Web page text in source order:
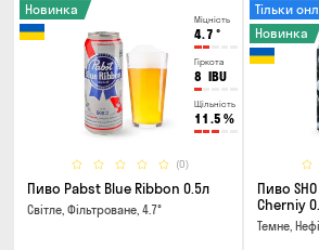
Міцність
4.7 °
Гіркота
8 IBU
Щільність
11.5 %
(0)
Новинка
Пиво Pabst Blue Ribbon 0.5л
Світле, Фільтроване, 4.7°
Тільки
Новинка
Пиво
Cherniy
Темне,